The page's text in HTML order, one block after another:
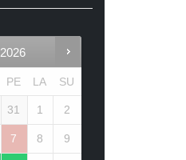
2026
PE LA SU
31 1 2
7 8 9